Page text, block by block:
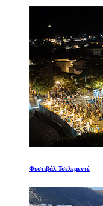
Φεστιβάλ Τσελεμεντέ